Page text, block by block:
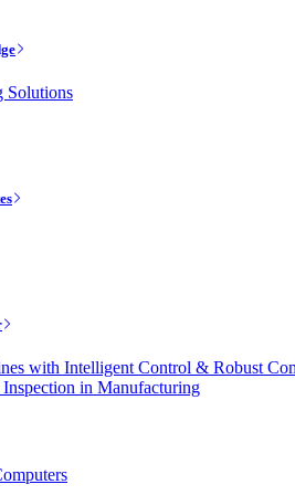
Solutions
with Intelligent Control & Robust
in Manufacturing